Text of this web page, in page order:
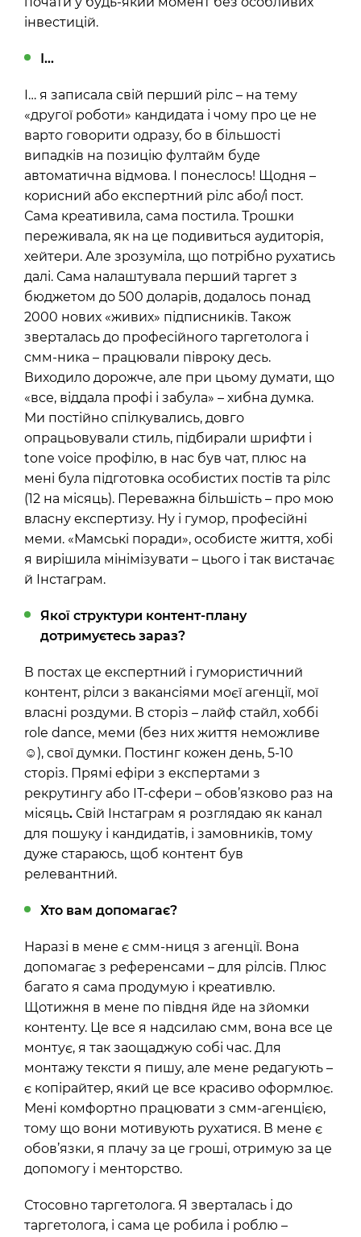
інвестицій.
І…
І… я записала свій перший рілс – на тему
«другої роботи» кандидата і чому про це не
варто говорити одразу, бо в більшості
випадків на позицію фултайм буде
автоматична відмова. І понеслось! Щодня –
корисний або експертний рілс або/і пост.
Сама креативила, сама постила. Трошки
переживала, як на це подивиться аудиторія,
хейтери. Але зрозуміла, що потрібно рухатись
далі. Сама налаштувала перший таргет з
бюджетом до 500 доларів, додалось понад
2000 нових «живих» підписників. Також
зверталась до професійного таргетолога і
смм-ника – працювали півроку десь.
Виходило дорожче, але при цьому думати, що
«все, віддала профі і забула» – хибна думка.
Ми постійно спілкувались, довго
опрацьовували стиль, підбирали шрифти і
tone voice профілю, в нас був чат, плюс на
мені була підготовка особистих постів та рілс
(12 на місяць). Переважна більшість – про мою
власну експертизу. Ну і гумор, професійні
меми. «Мамські поради», особисте життя, хобі
я вирішила мінімізувати – цього і так вистачає
й Інстаграм.
Якої структури контент-плану
дотримуєтесь зараз?
В постах це експертний і гумористичний
контент, рілси з вакансіями моєї агенції, мої
власні роздуми. В сторіз – лайф стайл, хоббі
role dance, меми (без них життя неможливе
☺), свої думки. Постинг кожен день, 5-10
сторіз. Прямі ефіри з експертами з
рекрутингу або ІТ-сфери – обов’язково раз на
місяць. Свій Інстаграм я розглядаю як канал
для пошуку і кандидатів, і замовників, тому
дуже стараюсь, щоб контент був
релевантний.
Хто вам допомагає?
Наразі в мене є смм-ниця з агенції. Вона
допомагає з референсами – для рілсів. Плюс
багато я сама продумую і креативлю.
Щотижня в мене по півдня йде на зйомки
контенту. Це все я надсилаю смм, вона все це
монтує, я так заощаджую собі час. Для
монтажу тексти я пишу, але мене редагують –
є копірайтер, який це все красиво оформлює.
Мені комфортно працювати з смм-агенцією,
тому що вони мотивують рухатися. В мене є
обов’язки, я плачу за це гроші, отримую за це
допомогу і менторство.
Стосовно таргетолога. Я зверталась і до
таргетолога, і сама це робила і роблю –